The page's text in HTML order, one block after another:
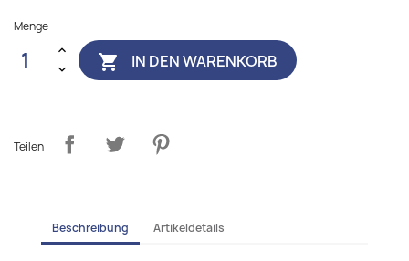
Menge
 IN DEN WARENKORB
Teilen
Beschreibung Artikeldetails